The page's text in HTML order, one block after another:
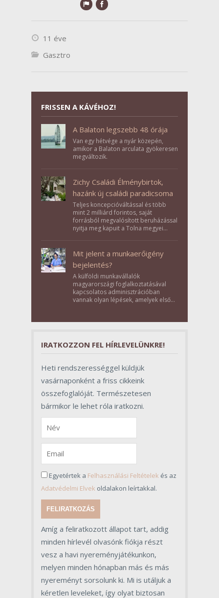
11 éve
Gasztro
FRISSEN A KÁVÉHOZ!
A Balaton legszebb 48 órája
Van egy hétvége a nyár közepén,
amikor a Balaton arculata gyökeresen
megváltozik.
Zichy Családi Élménybirtok,
hazánk új családi paradicsoma
Teljes koncepcióváltással és több
mint 2 milliárd forintos, saját
forrásból megvalósított beruházással
nyitja meg kapuit a Tolna megyei
Mit jelent a munkaerőigény
bejelentés?
A külföldi munkavállalók
magyarországi foglalkoztatásával
kapcsolatos adminisztrációban
vannak olyan lépések, amelyek első
szerepet töltenek be az egész
IRATKOZZON FEL HÍRLEVELÜNKRE!
Heti rendszerességgel küldjük
vasárnaponként a friss cikkeink
összefoglalóját. Természetesen
bármikor le lehet róla iratkozni.
Egyetértek a Felhasználási Feltételek és az
Adatvédelmi Elvek oldalakon leírtakkal.
FELIRATKOZÁS
Amíg a feliratkozott állapot tart, addig
minden hírlevél olvasónk fiókja részt
vesz a havi nyereményjátékunkon,
melyen minden hónapban más és más
nyereményt sorsolunk ki. Mi is utáljuk a
kéretlen leveleket, így olyat biztosan